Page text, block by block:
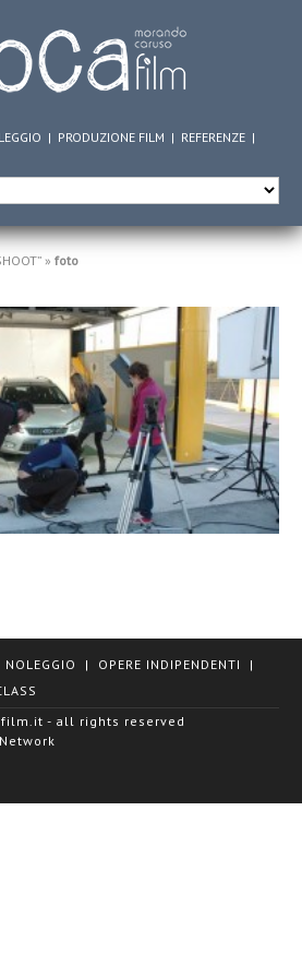
| PRODUZIONE FILM | REFERENZE |
»foto
NOLEGGIO | OPERE INDIPENDENTI
|
- all rights reserved
Network